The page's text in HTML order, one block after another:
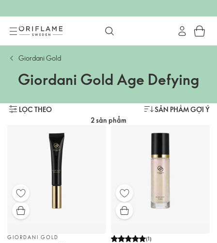
Giordani Gold
Giordani Gold Age Defying
LỌC THEO
SẢN PHẨM GỢI Ý
2 sản phẩm
GIORDANI GOLD (1)